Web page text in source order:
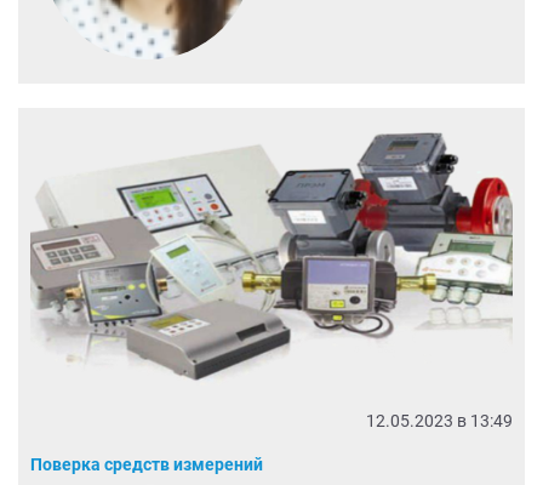
12.05.2023 в 13:49
Поверка средств измерений